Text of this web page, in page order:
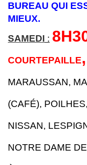
BUREAU QUI
MIEUX.
SAMEDI :
COURTEPAILLE,
MARAUSSAN,
(CAFÉ),
NISSAN,
NOTRE DAME